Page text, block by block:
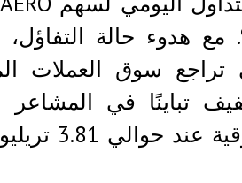
تزيد عن 20%. مع هدوء حالة
سوق العملات
تباينًا في المشاعر
استقرت القيمة